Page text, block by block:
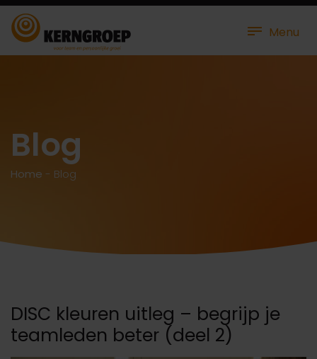
Menu
Blog
Home - Blog
DISC kleuren uitleg – begrijp je
teamleden beter (deel 2)